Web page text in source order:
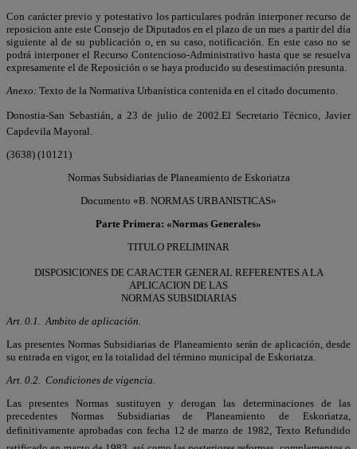
Con carácter previo y potestativo los particulares podrán interponer recurso de
reposicion ante este Consejo de Diputados en el plazo de un mes a partir del día
siguiente al de su publicación o, en su caso, notificación. En este caso no se
podrá interponer el Recurso Contencioso-Administrativo hasta que se resuelva
expresamente el de Reposición o se haya producido su desestimación presunta.
Anexo: Texto de la Normativa Urbanística contenida en el citado documento.
Donostia-San Sebastián, a 23 de julio de 2002.El Secretario Técnico, Javier
Capdevila Mayoral.
(3638) (10121)
Normas Subsidiarias de Planeamiento de Eskoriatza
Documento «B. NORMAS URBANISTICAS»
Parte Primera: «Normas Generales»
TITULO PRELIMINAR
DISPOSICIONES DE CARACTER GENERAL REFERENTES A LA
APLICACION DE LAS
NORMAS SUBSIDIARIAS
Art. 0.1. Ambito de aplicación.
Las presentes Normas Subsidiarias de Planeamiento serán de aplicación, desde
su entrada en vigor, en la totalidad del término municipal de Eskoriatza.
Art. 0.2. Condiciones de vigencia.
Las presentes Normas sustituyen y derogan las determinaciones de las
precedentes Normas Subsidiarias de Planeamiento de Eskoriatza,
definitivamente aprobadas con fecha 12 de marzo de 1982, Texto Refundido